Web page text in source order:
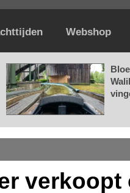
Webshop
verkoopt